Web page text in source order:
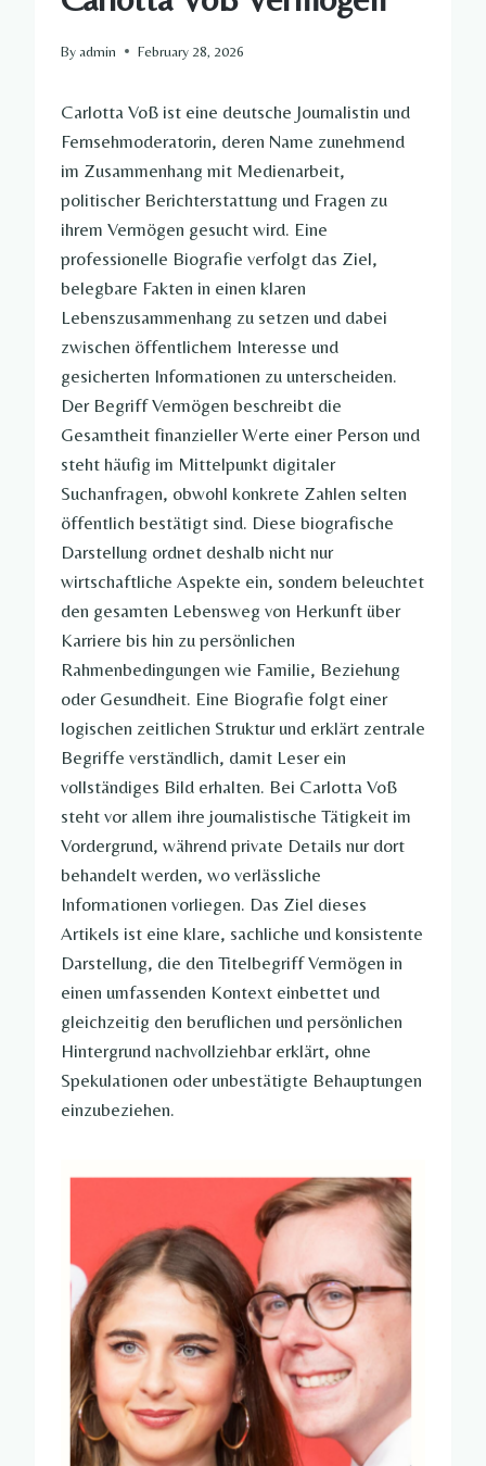
By admin February 28, 2026
Carlotta Voß ist eine deutsche Journalistin und
Fernsehmoderatorin, deren Name zunehmend
im Zusammenhang mit Medienarbeit,
politischer Berichterstattung und Fragen zu
ihrem Vermögen gesucht wird. Eine
professionelle Biografie verfolgt das Ziel,
belegbare Fakten in einen klaren
Lebenszusammenhang zu setzen und dabei
zwischen öffentlichem Interesse und
gesicherten Informationen zu unterscheiden.
Der Begriff Vermögen beschreibt die
Gesamtheit finanzieller Werte einer Person und
steht häufig im Mittelpunkt digitaler
Suchanfragen, obwohl konkrete Zahlen selten
öffentlich bestätigt sind. Diese biografische
Darstellung ordnet deshalb nicht nur
wirtschaftliche Aspekte ein, sondern beleuchtet
den gesamten Lebensweg von Herkunft über
Karriere bis hin zu persönlichen
Rahmenbedingungen wie Familie, Beziehung
oder Gesundheit. Eine Biografie folgt einer
logischen zeitlichen Struktur und erklärt zentrale
Begriffe verständlich, damit Leser ein
vollständiges Bild erhalten. Bei Carlotta Voß
steht vor allem ihre journalistische Tätigkeit im
Vordergrund, während private Details nur dort
behandelt werden, wo verlässliche
Informationen vorliegen. Das Ziel dieses
Artikels ist eine klare, sachliche und konsistente
Darstellung, die den Titelbegriff Vermögen in
einen umfassenden Kontext einbettet und
gleichzeitig den beruflichen und persönlichen
Hintergrund nachvollziehbar erklärt, ohne
Spekulationen oder unbestätigte Behauptungen
einzubeziehen.